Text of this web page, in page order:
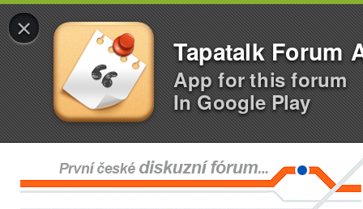
×
Tapatalk Forum
App for this forum
In Google Play